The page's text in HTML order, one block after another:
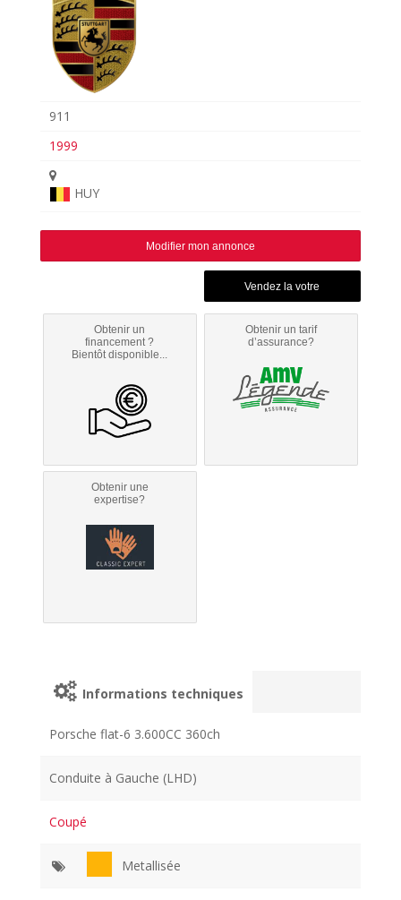
911
1999
HUY
Modifier mon annonce
Obtenir un
financement ?
Bientôt disponible...
Obtenir un tarif
d’assurance?
Obtenir une
expertise?
Informations techniques
Porsche flat-6 3.600CC 360ch
Conduite à Gauche (LHD)
Coupé
Metallisée